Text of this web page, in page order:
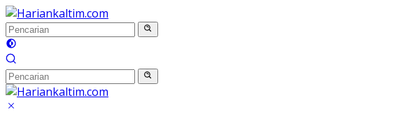
Langsung
ke
konten